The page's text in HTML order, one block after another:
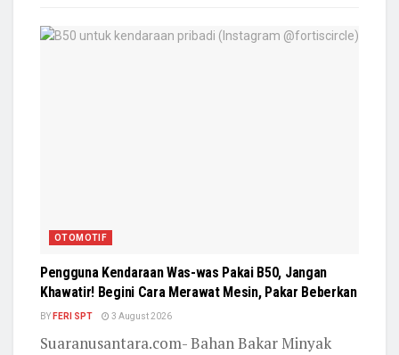
OTOMOTIF
Pengguna Kendaraan Was-was Pakai B50, Jangan
Khawatir! Begini Cara Merawat Mesin, Pakar Beberkan
BY FERI SPT 3 August 2026
Suaranusantara.com- Bahan Bakar Minyak